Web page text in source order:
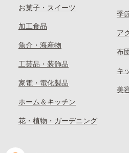
お菓子・スイーツ
加工食品
魚介・海産物
工芸品・装飾品
家電・電化製品
ホーム＆キッチン
花・植物・ガーデニング
季
ア
布
キ
美